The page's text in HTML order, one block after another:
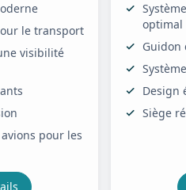
le transport
visibilité
pour les
optimal
Guidon
Design
Siège